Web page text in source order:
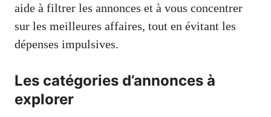
aide à filtrer les annonces et à vous concentrer
sur les meilleures affaires, tout en évitant les
dépenses impulsives.
Les catégories d’annonces à
explorer